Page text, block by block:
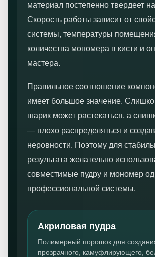
материал постепенно твердеет
Скорость работы зависит от
системы, температуры
количества мономера в кисти и
мастера.
Правильное соотношение
имеет большое значение.
шарик может растекаться, а
— плохо распределяться и
неровности. Поэтому для
результата желательно
совместимые пудру и мономер
профессиональной системы.
Акриловая пудра
Полимерный порошок для
прозрачного, камуфлирующего,